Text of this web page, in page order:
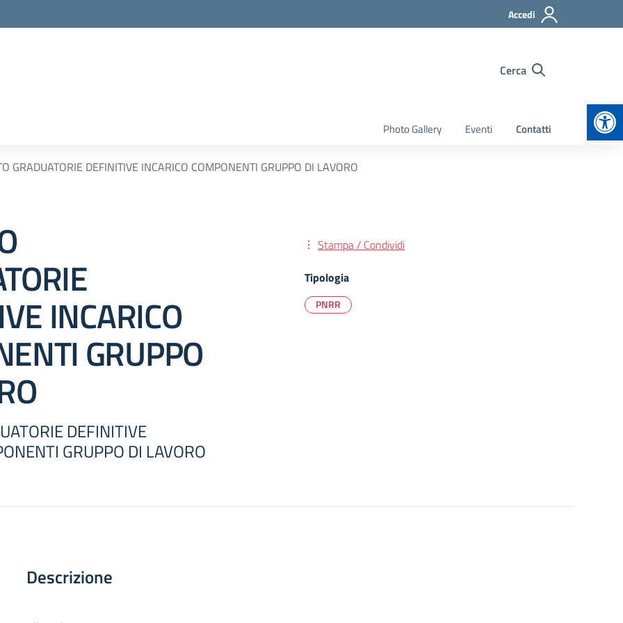
Accedi
Cerca
Photo Gallery Eventi Contatti
GRADUATORIE DEFINITIVE INCARICO COMPONENTI GRUPPO DI LAVORO
INCARICO
GRUPPO
DEFINITIVE
GRUPPO DI LAVORO
Stampa / Condividi
Tipologia
PNRR
Descrizione